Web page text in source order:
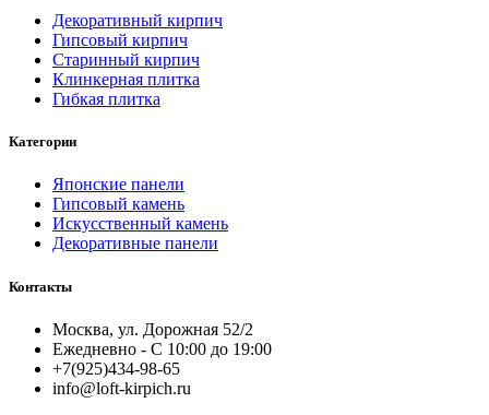
Декоративный кирпич
Гипсовый кирпич
Старинный кирпич
Клинкерная плитка
Гибкая плитка
Категории
Японские панели
Гипсовый камень
Искусственный камень
Декоративные панели
Контакты
Москва, ул. Дорожная 52/2
Ежедневно - С 10:00 до 19:00
+7(925)434-98-65
info@loft-kirpich.ru